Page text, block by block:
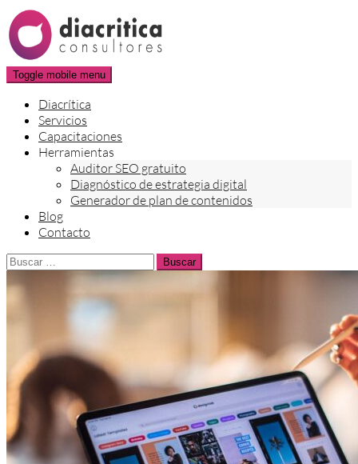
Skip
to
content
Toggle mobile menu
Diacrítica
Servicios
Capacitaciones
Herramientas
Auditor SEO gratuito
Diagnóstico de estrategia digital
Generador de plan de contenidos
Blog
Contacto
Buscar: